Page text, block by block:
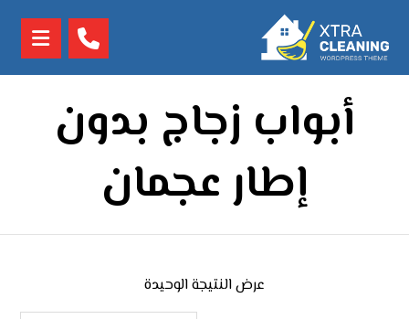
أبواب زجاج بدون
إطار عجمان
عرض النتيجة الوحيدة